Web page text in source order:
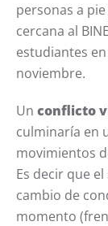
personas a
cercana al
estudiantes
noviembre.
Un conflicto
culminaría en
movimientos
Es decir que
cambio de
momento